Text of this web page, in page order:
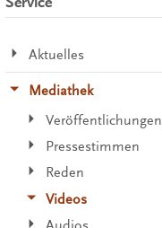
Aktuelles
Mediathek
Veröffentlichungen
Pressestimmen
Reden
Videos